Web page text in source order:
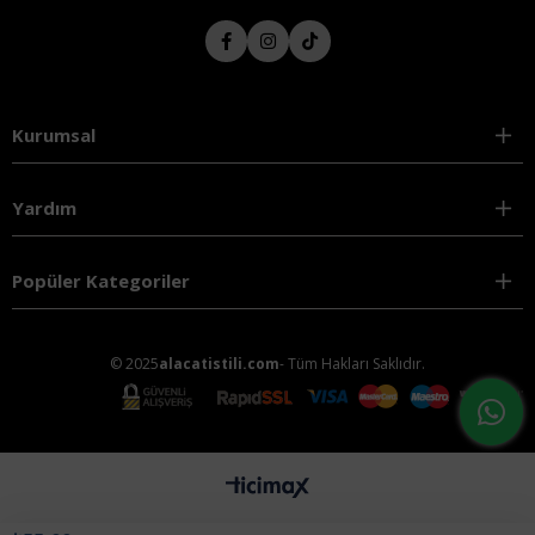
Kurumsal
Yardım
Popüler Kategoriler
© 2025alacatistili.com- Tüm Hakları Saklıdır.